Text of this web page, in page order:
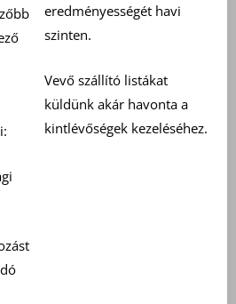
eredményességét havi
szinten.
Vevő szállító listákat
küldünk akár havonta a
kintlévőségek kezeléséhez.